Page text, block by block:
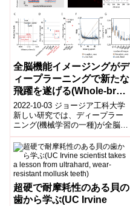
全脳機能イメージングがデ
ィープラーニングで新たな
飛躍を遂げる(Whole-brain
Functional Imaging
Takes New Leaps with
Deep Learning)
2022-10-03 ジョージア工科大学
新しい研究では、ディープラー
ニング(機械学習の一種)が全脳イ
メージングにおける技術的制約
を克服し、これまで不可能だっ
た新...
超硬で耐摩耗性のある貝の
歯から学ぶ(UC Irvine